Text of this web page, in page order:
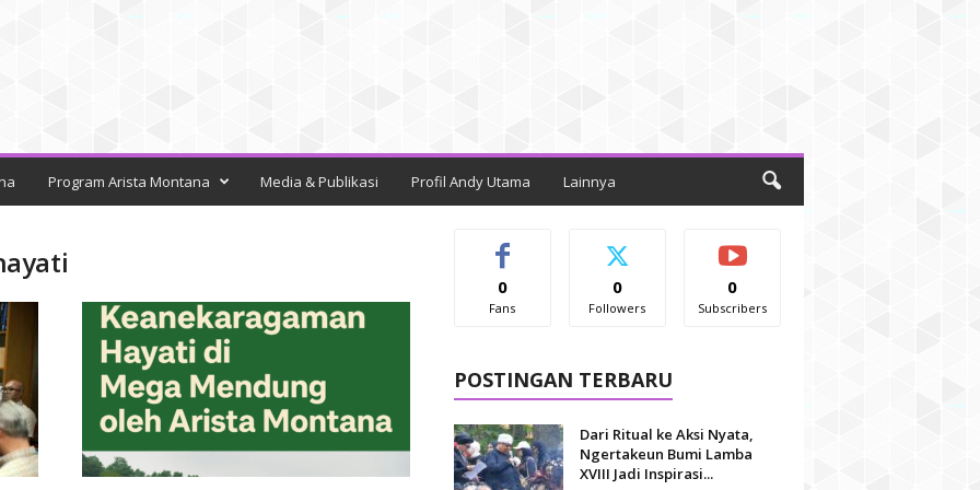
Program Arista Montana Media & Publikasi Profil Andy Utama Lainnya
0
Fans
0
Followers
0
Subscribers
POSTINGAN TERBARU
Dari Ritual ke Aksi Nyata,
Ngertakeun Bumi Lamba
XVIII Jadi Inspirasi...